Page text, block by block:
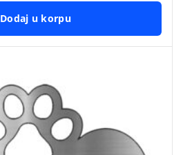
Dodaj u korpu